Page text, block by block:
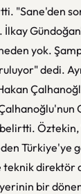
"Sane'den
İlkay
yok.
dedi.
Öztekin,
Türkiye'ye
teknik direktör
bir